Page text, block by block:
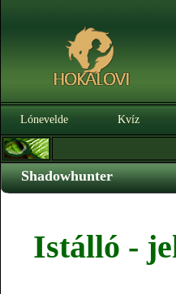
Lónevelde Kvíz
Shadowhunter
Istálló -